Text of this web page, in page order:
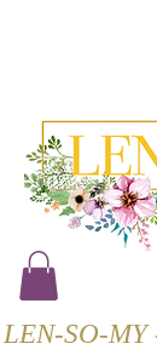
LEN-SO-